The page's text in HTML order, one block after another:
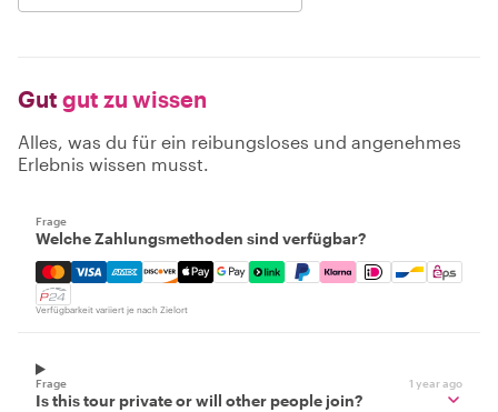
Gut gut zu wissen
Alles, was du für ein reibungsloses und angenehmes
Erlebnis wissen musst.
Frage
Welche Zahlungsmethoden sind verfügbar?
Mastercard, Visa, Amex, Discover, Apple Pay, Google
Verfügbarkeit variiert je nach Zielort
Frage 1 year ago
Is this tour private or will other people join?